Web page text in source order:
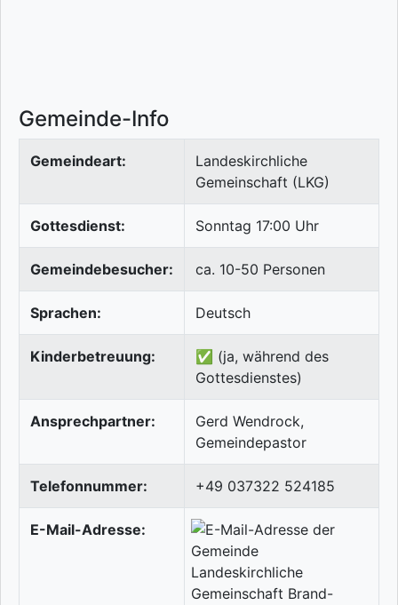
Gemeinde-Info
Gemeindeart:
Landeskirchliche
Gemeinschaft (LKG)
Gottesdienst: Sonntag 17:00 Uhr
Gemeindebesucher: ca. 10-50 Personen
Sprachen: Deutsch
Kinderbetreuung:
✅ (ja, während des
Gottesdienstes)
Ansprechpartner:
Gerd Wendrock,
Gemeindepastor
Telefonnummer: +49 037322 524185
E-Mail-Adresse: